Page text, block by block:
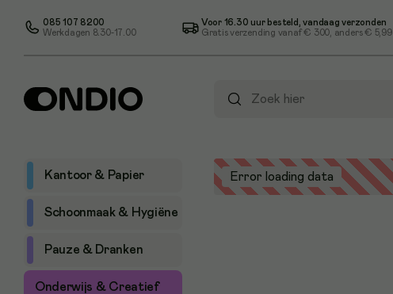
085 107 8200
Werkdagen 8.30-17.00
Voor 16.30 uur besteld, vandaag verzonden
Gratis verzending vanaf€ 300 , anders € 5,99
Kantoor & Papier
Schoonmaak & Hygiëne
Pauze & Dranken
Onderwijs & Creatief
Error loading data